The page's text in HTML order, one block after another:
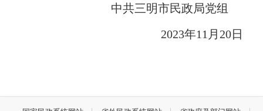
中共三明市民政局党组
2023年11月20日